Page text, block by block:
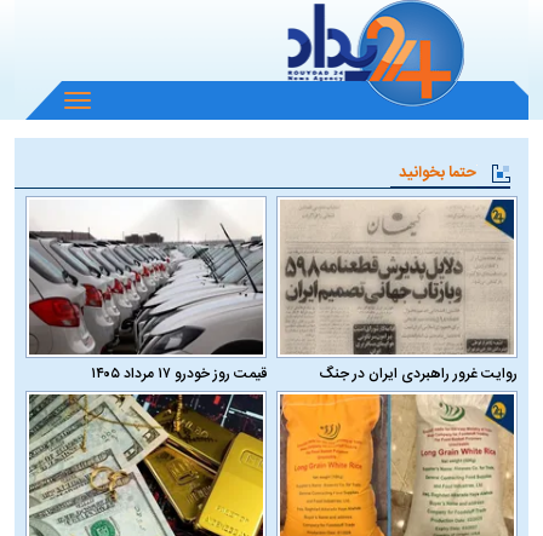
باز
و
منو
حتما بخوانید
روایت غرور راهبردی ایران در جنگ قیمت روز خودرو ۱۷ مرداد ۱۴۰۵